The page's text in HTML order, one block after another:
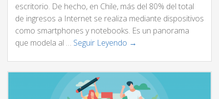
escritorio. De hecho, en Chile, más del 80% del total
de ingresos a Internet se realiza mediante dispositivos
como smartphones y notebooks. Es un panorama
que modela al … Seguir Leyendo →